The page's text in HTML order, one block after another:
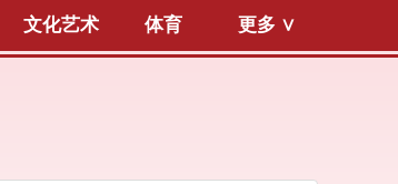
文化艺术 体育 更多 ∨